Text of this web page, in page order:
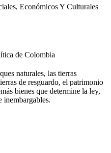
Económicos Y Culturales
de Colombia
naturales, las tierras
de resguardo, el patrimonio
bienes que determine la ley,
inembargables.